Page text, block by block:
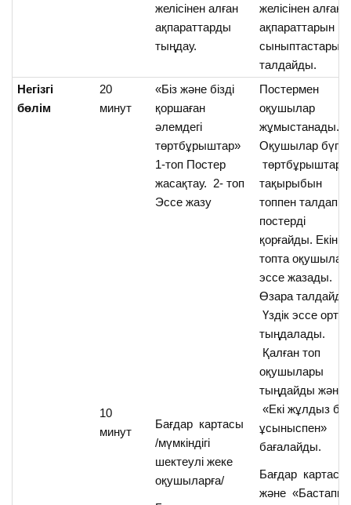
желісінен алған
ақпараттарды
тыңдау.
желісінен алған
ақпараттарын
талдайды.
Негізгі
бөлім
20
минут
10
минут
«Біз және бізді
қоршаған
әлемдегі
төртбұрыштар»
1-топ Постер
жасақтау. 2- топ
Эссе жазу
Бағдар картасы
/мүмкіндігі
шектеулі жеке
оқушыларға/
Постермен
оқушылар
жұмыстанады.
Оқушылар
төртбұрыштар
тақырыбын
топпен талдап,
постерді
қорғайды. Екінші
топта оқушылар
эссе жазады.
Өзара
Үздік эссе
тыңдалады.
Қалған топ
оқушылары
тыңдайды және
«Екі жұлдыз бір
ұсыныспен»
бағалайды.
Бағдар картасы
және «Бастапқы